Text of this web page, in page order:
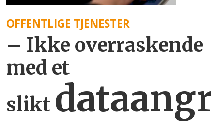
OFFENTLIGE TJENESTER
– Ikke overraskende
med et
slikt